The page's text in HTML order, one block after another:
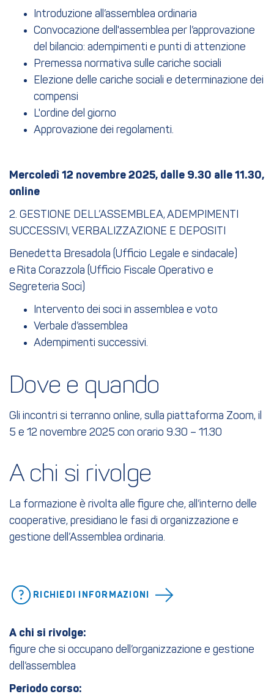
Introduzione all’assemblea ordinaria
Convocazione dell'assemblea per l’approvazione
del bilancio: adempimenti e punti di attenzione
Premessa normativa sulle cariche sociali
Elezione delle cariche sociali e determinazione dei
compensi
L'ordine del giorno
Approvazione dei regolamenti.
Mercoledì 12 novembre 2025, dalle 9.30 alle 11.30,
online
2. GESTIONE DELL’ASSEMBLEA, ADEMPIMENTI
SUCCESSIVI, VERBALIZZAZIONE E DEPOSITI
Benedetta Bresadola (Ufficio Legale e sindacale)
e Rita Corazzola (Ufficio Fiscale Operativo e
Segreteria Soci)
Intervento dei soci in assemblea e voto
Verbale d’assemblea
Adempimenti successivi.
Dove e quando
Gli incontri si terranno online, sulla piattaforma Zoom, il
5 e 12 novembre 2025 con orario 9.30 – 11.30
A chi si rivolge
La formazione è rivolta alle figure che, all’interno delle
cooperative, presidiano le fasi di organizzazione e
gestione dell’Assemblea ordinaria.
RICHIEDI INFORMAZIONI
A chi si rivolge:
figure che si occupano dell’organizzazione e gestione
dell’assemblea
Periodo corso: